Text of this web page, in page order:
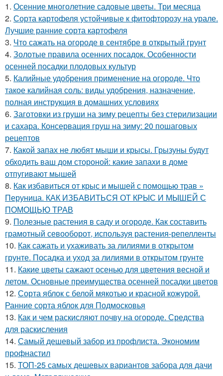
1. Осенние многолетние садовые цветы. Три месяца
2. Сорта картофеля устойчивые к фитофторозу на урале.
Лучшие ранние сорта картофеля
3. Что сажать на огороде в сентябре в открытый грунт
4. Золотые правила осенних посадок. Особенности
осенней посадки плодовых культур
5. Калийные удобрения применение на огороде. Что
такое калийная соль: виды удобрения, назначение,
полная инструкция в домашних условиях
6. Заготовки из груши на зиму рецепты без стерилизации
и сахара. Консервация груш на зиму: 20 пошаговых
рецептов
7. Какой запах не любят мыши и крысы. Грызуны будут
обходить ваш дом стороной: какие запахи в доме
отпугивают мышей
8. Как избавиться от крыс и мышей с помощью трав »
Перуница. КАК ИЗБАВИТЬСЯ ОТ КРЫС И МЫШЕЙ С
ПОМОЩЬЮ ТРАВ
9. Полезные растения в саду и огороде. Как составить
грамотный севооборот, используя растения-репелленты
10. Как сажать и ухаживать за лилиями в открытом
грунте. Посадка и уход за лилиями в открытом грунте
11. Какие цветы сажают осенью для цветения весной и
летом. Основные преимущества осенней посадки цветов
12. Сорта яблок с белой мякотью и красной кожурой.
Ранние сорта яблок для Подмосковья
13. Как и чем раскисляют почву на огороде. Средства
для раскисления
14. Самый дешевый забор из профлиста. Экономим
профнастил
15. ТОП-25 самых дешевых вариантов забора для дачи